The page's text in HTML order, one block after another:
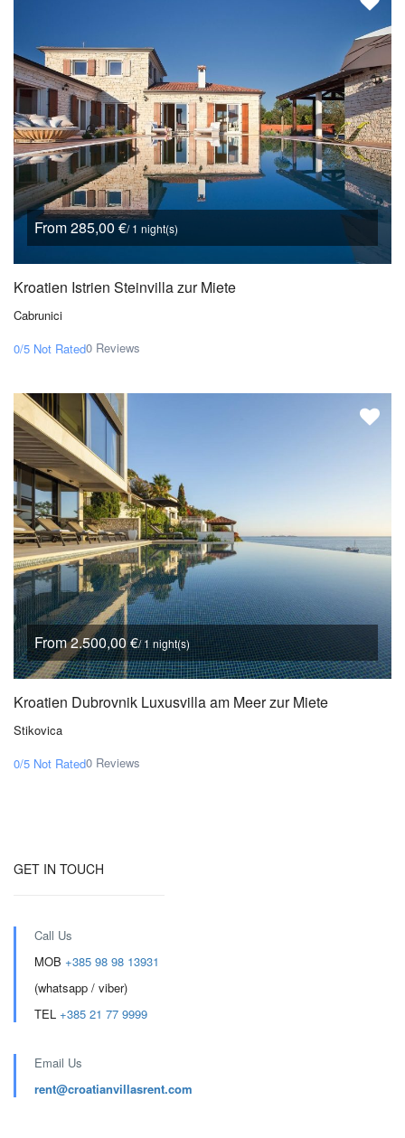
From 285,00 €/ 1 night(s)
Kroatien Istrien Steinvilla zur Miete
Cabrunici
0/5 Not Rated0 Reviews
From 2.500,00 €/ 1 night(s)
Kroatien Dubrovnik Luxusvilla am Meer zur Miete
Stikovica
0/5 Not Rated0 Reviews
GET IN TOUCH
Call Us
MOB +385 98 98 13931
(whatsapp / viber)
TEL +385 21 77 9999
Email Us
rent@croatianvillasrent.com